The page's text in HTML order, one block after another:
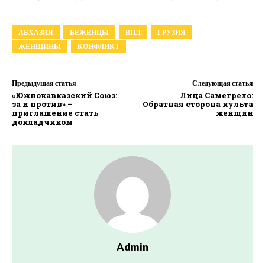
АБХАЗИЯ БЕЖЕНЦЫ ВПЛ
ГРУЗИЯ
ЖЕНЩИНЫ
КОНФЛИКТ
Предыдущая статья
«Южнокавказский Союз:
за и против» –
приглашение стать
докладчиком
Следующая статья
Лица Самегрело:
Обратная сторона культа
женщин
Admin